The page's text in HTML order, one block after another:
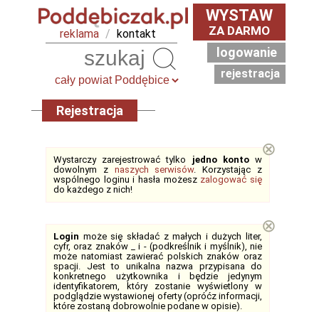
reklama / kontakt
WYSTAW
ZA DARMO
logowanie
rejestracja
Rejestracja
Wystarczy zarejestrować tylko jedno kontow
dowolnym z naszych serwisów. Korzystając z
wspólnego loginu i hasła możesz zalogować się
do każdego z nich!
⊗
Login może się składać z małych i dużych liter,
cyfr, oraz znaków _ i - (podkreślnik i myślnik), nie
może natomiast zawierać polskich znaków oraz
spacji. Jest to unikalna nazwa przypisana do
konkretnego użytkownika i będzie jedynym
identyfikatorem, który zostanie wyświetlony w
podglądzie wystawionej oferty (opróćz informacji,
które zostaną dobrowolnie podane w opisie).
⊗